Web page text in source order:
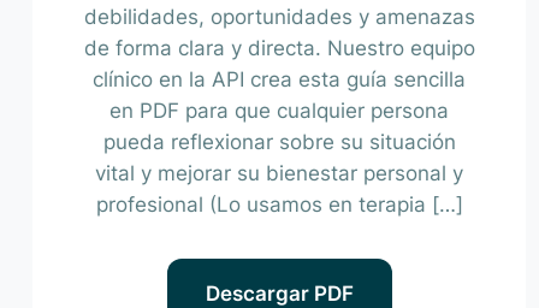
debilidades, oportunidades y amenazas
de forma clara y directa. Nuestro equipo
clínico en la API crea esta guía sencilla
en PDF para que cualquier persona
pueda reflexionar sobre su situación
vital y mejorar su bienestar personal y
profesional (Lo usamos en terapia […]
Descargar PDF